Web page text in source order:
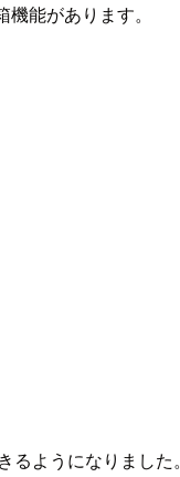
能があります。
ようになりました。